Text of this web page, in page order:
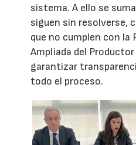
sistema. A ello se
siguen sin resolverse,
que no cumplen con la
Ampliada del
garantizar
todo el proceso.